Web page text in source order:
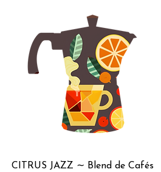
CITRUS JAZZ ∼ Blend de Cafés